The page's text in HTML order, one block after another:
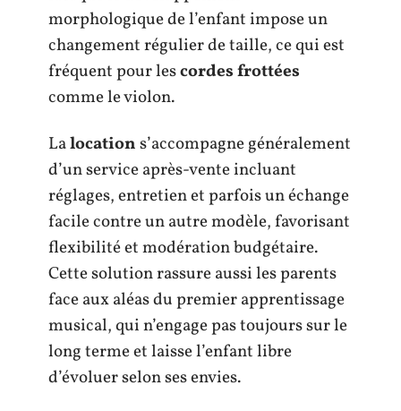
morphologique de l’enfant impose un
changement régulier de taille, ce qui est
fréquent pour lescordes frottées
comme le violon.
Lalocations’accompagne généralement
d’un service après-vente incluant
réglages, entretien et parfois un échange
facile contre un autre modèle, favorisant
flexibilité et modération budgétaire.
Cette solution rassure aussi les parents
face aux aléas du premier apprentissage
musical, qui n’engage pas toujours sur le
long terme et laisse l’enfant libre
d’évoluer selon ses envies.